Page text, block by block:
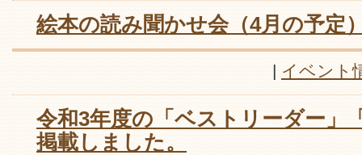
絵本の読み聞かせ会（4月の予定
| イベント
令和3年度の「ベストリーダー」
掲載しました。